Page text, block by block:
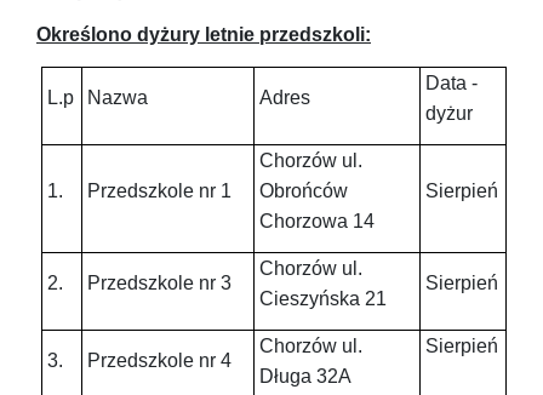
Określono dyżury letnie przedszkoli:
L.p Nazwa Adres
Data -
dyżur
1. Przedszkole nr 1
Chorzów ul.
Obrońców
Chorzowa 14
Sierpień
2. Przedszkole nr 3
Chorzów ul.
Cieszyńska 21
Sierpień
3. Przedszkole nr 4
Chorzów ul.
Długa 32A
Sierpień